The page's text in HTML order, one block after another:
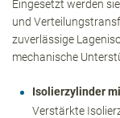
Eingesetzt werden
und
zuverlässige
mechanische
Isolierzylinder
Verstärkte